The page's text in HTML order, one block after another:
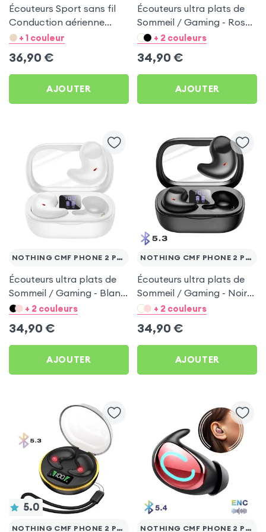
Écouteurs Sport sans fil
Conduction aérienne
Swissten Run Noir pour
+ 1 couleur
36,90 €
AJOUTER
Écouteurs ultra plats de
Sommeil / Gaming - Rose
pour Nothing CMF Phone
+ 2 couleurs
34,90 €
AJOUTER
NOTHING CMF PHONE 2 PRO
Écouteurs ultra plats de
Sommeil / Gaming - Blanc
pour Nothing CMF Phone
+ 2 couleurs
34,90 €
AJOUTER
NOTHING CMF PHONE 2 PRO
Écouteurs ultra plats de
Sommeil / Gaming - Noir
pour Nothing CMF Phone
+ 2 couleurs
34,90 €
AJOUTER
5.0
NOTHING CMF PHONE 2 PRO NOTHING CMF PHONE 2 PRO